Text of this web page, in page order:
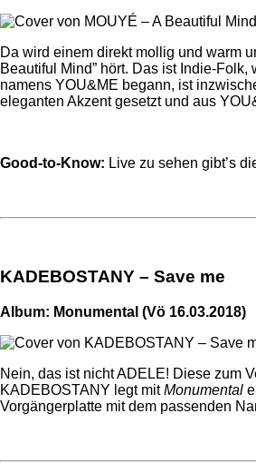
Da wird einem direkt mollig und warm
Beautiful Mind” hört. Das ist Indie-
namens YOU&ME begann, ist
eleganten Akzent gesetzt und aus
Good-to-Know: Live zu sehen gibt’s
KADEBOSTANY – Save me
Album: Monumental (Vö 16.03.2018)
Nein, das ist nicht ADELE! Diese zum
KADEBOSTANY legt mitMonumental
Vorgängerplatte mit dem passenden